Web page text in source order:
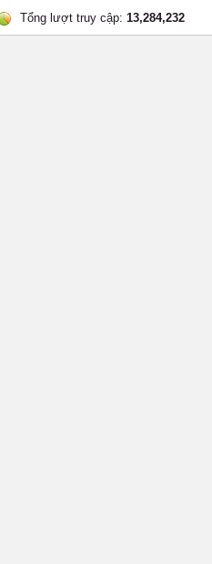
Tổng lượt truy cập: 13,284,232